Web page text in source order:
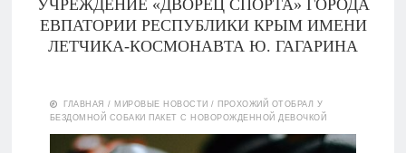
УЧРЕЖДЕНИЕ «ДВОРЕЦ СПОРТА» ГОРОДА
ЕВПАТОРИИ РЕСПУБЛИКИ КРЫМ ИМЕНИ
ЛЕТЧИКА-КОСМОНАВТА Ю. ГАГАРИНА
ГЛАВНАЯ / МИРОВЫЕ НОВОСТИ / ПРОХОЖИЙ ОТОБРАЛ У
БЕЗДОМНОЙ СОБАКИ ПАКЕТ С НОВОРОЖДЕННОЙ ДЕВОЧКОЙ